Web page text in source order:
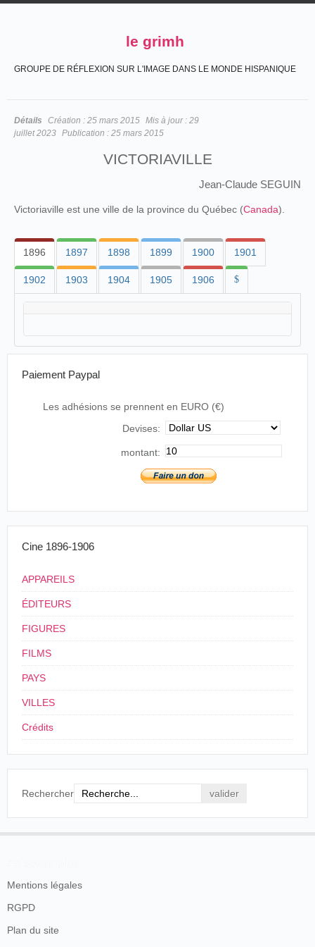
le grimh
GROUPE DE RÉFLEXION SUR L'IMAGE DANS LE MONDE HISPANIQUE
Détails Création : 25 mars 2015 Mis à jour : 29
juillet 2023 Publication : 25 mars 2015
VICTORIAVILLE
Jean-Claude SEGUIN
Victoriaville est une ville de la province du Québec (Canada).
1896 1897 1898 1899 1900 1901
1902 1903 1904 1905 1906 $
Paiement Paypal
Les adhésions se prennent en EURO (€)
Devises:
montant:
Cine 1896-1906
APPAREILS
ÉDITEURS
FIGURES
FILMS
PAYS
VILLES
Crédits
Rechercher
Mentions légales
RGPD
Plan du site